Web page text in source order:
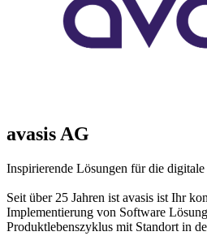
avasis AG
Inspirierende Lösungen für die
Seit über 25 Jahren ist avasis ist Ihr
Implementierung von Software
Produktlebenszyklus mit Standort in